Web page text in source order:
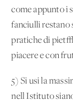
come appunto i
fanciulli restano
pratiche di
piacere e con
5) Si usi la
nell'Istituto